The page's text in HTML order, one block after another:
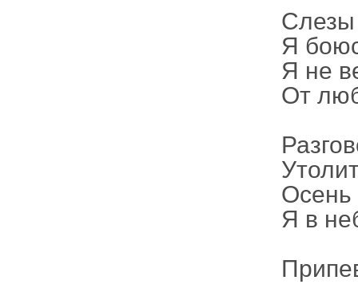
Слезы
Я
Я не
От
Осень
Я в